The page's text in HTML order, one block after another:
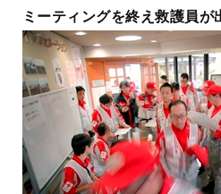
ミーティングを終え救護員が